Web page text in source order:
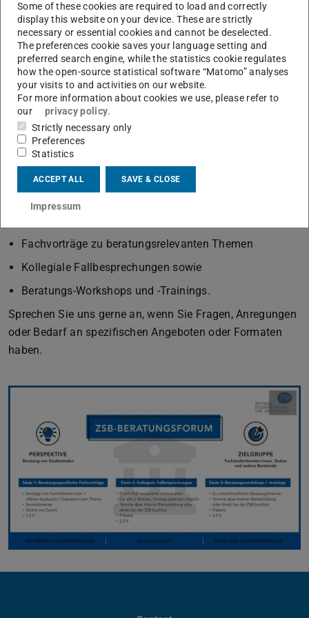
Beratende bis hin zur Beratung psychisch
belasteter Studierender.
CONTACT
Das ZSB-Beratungsforum im
Überblick
Im Format ZSB-Beratungsforum bündelt die Zentrale
Studienberatung und -orientierung unterschiedliche
Angebote für Beratende an der TU Darmstadt und in
Fachvorträge zu beratungsrelevanten Themen
Kollegiale Fallbesprechungen sowie
Beratungs-Workshops und -Trainings.
Sprechen Sie uns gerne an, wenn Sie Fragen, Anregungen
oder Bedarf an spezifischen Angeboten oder Formaten
haben.
Some of these cookies are required to load and correctly
display this website on your device. These are strictly
necessary or essential cookies and cannot be deselected.
The preferences cookie saves your language setting and
preferred search engine, while the statistics cookie regulates
how the open-source statistical software “Matomo” analyses
your visits to and activities on our website.
For more information about cookies we use, please refer to
our
privacy policy.
Strictly necessary only
Preferences
Statistics
ACCEPT ALL SAVE & CLOSE
Impressum